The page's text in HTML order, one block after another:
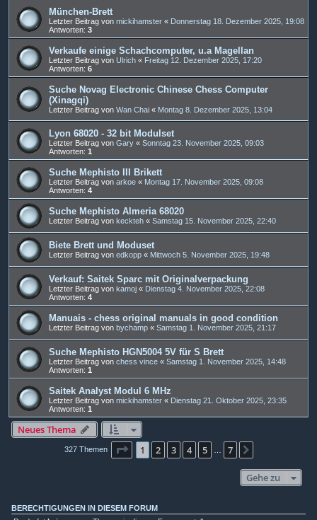
München-Brett
Letzter Beitrag von mickihamster « Donnerstag 18. Dezember 2025, 19:08
Antworten: 3
Verkaufe einige Schachcomputer, u.a Magellan
Letzter Beitrag von Ulrich « Freitag 12. Dezember 2025, 17:20
Antworten: 6
Suche Novag Electronic Chinese Chess Computer
(Xinagqi)
Letzter Beitrag von Wan Chai « Montag 8. Dezember 2025, 13:04
Lyon 68020 - 32 bit Modulset
Letzter Beitrag von Gary « Sonntag 23. November 2025, 09:03
Antworten: 1
Suche Mephisto III Brikett
Letzter Beitrag von arkoe « Montag 17. November 2025, 09:08
Antworten: 4
Suche Mephisto Almeria 68020
Letzter Beitrag von keckteh « Samstag 15. November 2025, 22:40
Biete Brett und Moduset
Letzter Beitrag von edkopp « Mittwoch 5. November 2025, 19:48
Verkauf: Saitek Sparc mit Originalverpackung
Letzter Beitrag von kamoj « Dienstag 4. November 2025, 22:08
Antworten: 4
Manuais - chess original manuals in good condition
Letzter Beitrag von bychamp « Samstag 1. November 2025, 21:17
Suche Mephisto HGN5004 5V für S Brett
Letzter Beitrag von chess vince « Samstag 1. November 2025, 14:48
Antworten: 1
Saitek Analyst Modul 6 MHz
Letzter Beitrag von mickihamster « Dienstag 21. Oktober 2025, 23:35
Antworten: 1
Neues Thema
327 Themen Seite 1von
1 2 3 4 5 7
Gehe zu
BERECHTIGUNGEN IN DIESEM FORUM